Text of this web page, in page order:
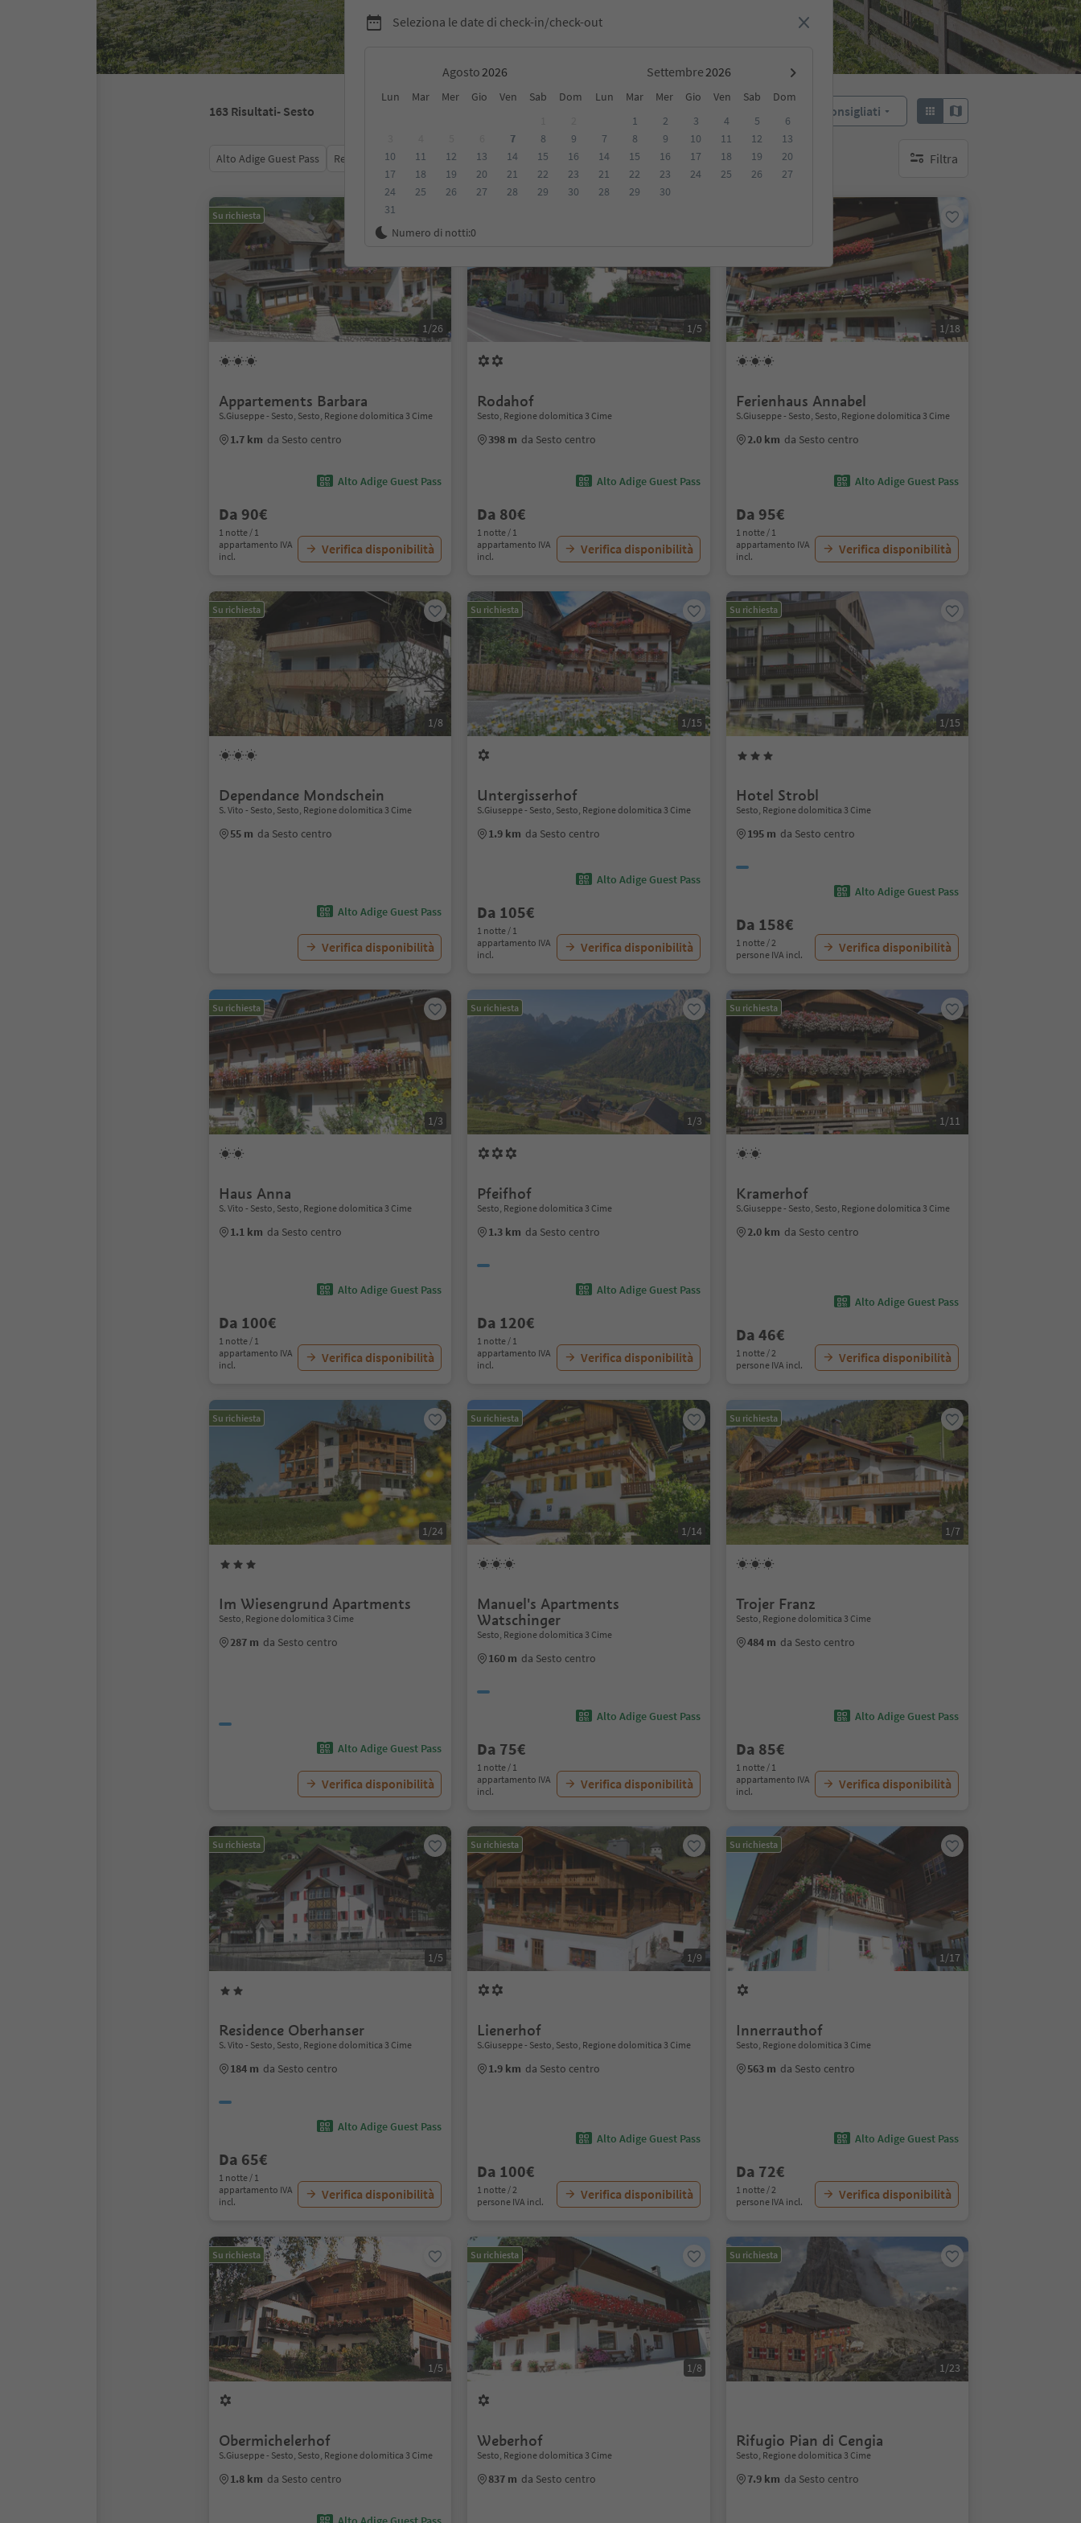
Seleziona le date di check-in/check-out
Agosto Settembre
Lun Mar Mer Gio Ven Sab Dom Lun Mar Mer Gio Ven Sab
Dom
7 8
9
10
11 12 13 14 15
16
17
18 19 20 21 22
23
24
25 26 27 28 29
30
31
1 2 3 4 5
6
7
8 9 10 11 12
13
14
15 16 17 18 19
20
21
22 23 24 25 26
27
28
29 30
Numero di notti:0
163 Risultati- Sesto Consigliati
Alto Adige Guest Pass Recensioni Categoria Trattamento Alloggi sostenibili Filtra
nessun filtro attivo
Su richiesta
1/26
Appartements Barbara
S.Giuseppe - Sesto, Sesto, Regione dolomitica 3 Cime
1.7 km da Sesto centro
Alto Adige Guest Pass
Da 90€
1 notte / 1
appartamento IVA
incl.
Verifica disponibilità
1/5
Rodahof
Sesto, Regione dolomitica 3 Cime
398 m da Sesto centro
Alto Adige Guest Pass
Da 80€
1 notte / 1
appartamento IVA
incl.
Verifica disponibilità
1/18
Ferienhaus Annabel
S.Giuseppe - Sesto, Sesto, Regione dolomitica 3 Cime
2.0 km da Sesto centro
Alto Adige Guest Pass
Da 95€
1 notte / 1
appartamento IVA
incl.
Verifica disponibilità
Su richiesta
1/8
Dependance Mondschein
S. Vito - Sesto, Sesto, Regione dolomitica 3 Cime
55 m da Sesto centro
Alto Adige Guest Pass
Verifica disponibilità
Su richiesta
1/15
Untergisserhof
S.Giuseppe - Sesto, Sesto, Regione dolomitica 3 Cime
1.9 km da Sesto centro
Alto Adige Guest Pass
Da 105€
1 notte / 1
appartamento IVA
incl.
Verifica disponibilità
Su richiesta
1/15
Hotel Strobl
Sesto, Regione dolomitica 3 Cime
195 m da Sesto centro
Alto Adige Guest Pass
Da 158€
1 notte / 2
persone IVA incl.
Verifica disponibilità
Su richiesta
1/3
Haus Anna
S. Vito - Sesto, Sesto, Regione dolomitica 3 Cime
1.1 km da Sesto centro
Alto Adige Guest Pass
Da 100€
1 notte / 1
appartamento IVA
incl.
Verifica disponibilità
Su richiesta
1/3
Pfeifhof
Sesto, Regione dolomitica 3 Cime
1.3 km da Sesto centro
Alto Adige Guest Pass
Da 120€
1 notte / 1
appartamento IVA
incl.
Verifica disponibilità
Su richiesta
1/11
Kramerhof
S.Giuseppe - Sesto, Sesto, Regione dolomitica 3 Cime
2.0 km da Sesto centro
Alto Adige Guest Pass
Da 46€
1 notte / 2
persone IVA incl.
Verifica disponibilità
Su richiesta
1/24
Im Wiesengrund Apartments
Sesto, Regione dolomitica 3 Cime
287 m da Sesto centro
Alto Adige Guest Pass
Verifica disponibilità
Su richiesta
1/14
Manuel's Apartments
Watschinger
Sesto, Regione dolomitica 3 Cime
160 m da Sesto centro
Alto Adige Guest Pass
Da 75€
1 notte / 1
appartamento IVA
incl.
Verifica disponibilità
Su richiesta
1/7
Trojer Franz
Sesto, Regione dolomitica 3 Cime
484 m da Sesto centro
Alto Adige Guest Pass
Da 85€
1 notte / 1
appartamento IVA
incl.
Verifica disponibilità
Su richiesta
1/5
Residence Oberhanser
S. Vito - Sesto, Sesto, Regione dolomitica 3 Cime
184 m da Sesto centro
Alto Adige Guest Pass
Da 65€
1 notte / 1
appartamento IVA
incl.
Verifica disponibilità
Su richiesta
1/9
Lienerhof
S.Giuseppe - Sesto, Sesto, Regione dolomitica 3 Cime
1.9 km da Sesto centro
Alto Adige Guest Pass
Da 100€
1 notte / 2
persone IVA incl.
Verifica disponibilità
Su richiesta
1/17
Innerrauthof
Sesto, Regione dolomitica 3 Cime
563 m da Sesto centro
Alto Adige Guest Pass
Da 72€
1 notte / 2
persone IVA incl.
Verifica disponibilità
Su richiesta
1/5
Obermichelerhof
S.Giuseppe - Sesto, Sesto, Regione dolomitica 3 Cime
1.8 km da Sesto centro
Su richiesta
1/8
Weberhof
Sesto, Regione dolomitica 3 Cime
837 m da Sesto centro
Su richiesta
1/23
Rifugio Pian di Cengia
Sesto, Regione dolomitica 3 Cime
7.9 km da Sesto centro